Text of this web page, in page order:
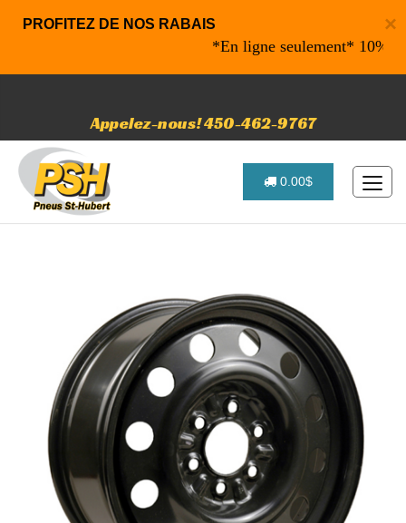
×
PROFITEZ DE NOS RABAIS
*En ligne seulement* 10% de
Appelez-nous! 450-462-9767
0.00$